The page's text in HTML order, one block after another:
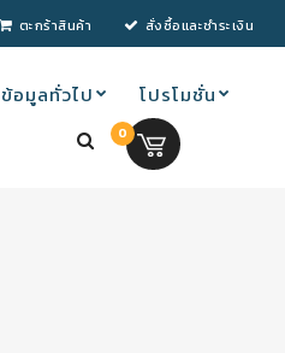
ตะกร้าสินค้า สั่งซื้อและชำระเงิน
ข้อมูลทั่วไป โปรโมชั่น
0